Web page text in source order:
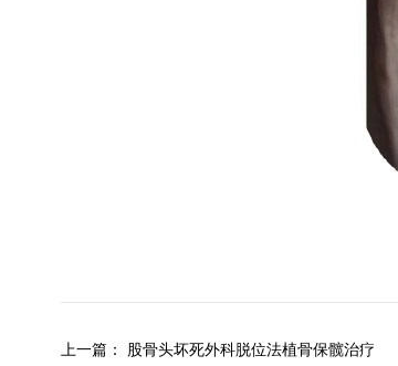
上一篇： 股骨头坏死外科脱位法植骨保髋治疗